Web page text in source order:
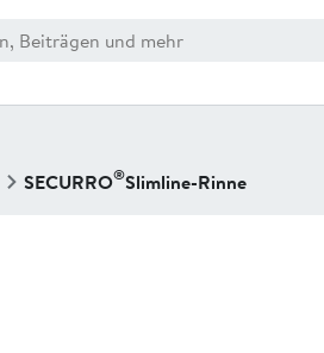
SECURRO®Slimline-Rinne